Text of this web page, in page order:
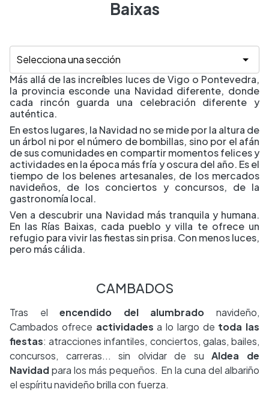
Baixas
Más allá de las increíbles luces de Vigo o Pontevedra,
la provincia esconde una Navidad diferente, donde
cada rincón guarda una celebración diferente y
auténtica.
En estos lugares, la Navidad no se mide por la altura de
un árbol ni por el número de bombillas, sino por el afán
de sus comunidades en compartir momentos felices y
actividades en la época más fría y oscura del año. Es el
tiempo de los belenes artesanales, de los mercados
navideños, de los conciertos y concursos, de la
gastronomía local.
Ven a descubrir una Navidad más tranquila y humana.
En las Rías Baixas, cada pueblo y villa te ofrece un
refugio para vivir las fiestas sin prisa. Con menos luces,
pero más cálida.
CAMBADOS
Tras el encendido del alumbrado navideño,
Cambados ofrece actividadesa lo largo de toda las
fiestas: atracciones infantiles, conciertos, galas, bailes,
concursos, carreras... sin olvidar de suAldea de
Navidadpara los más pequeños. En la cuna del albariño
el espíritu navideño brilla con fuerza.